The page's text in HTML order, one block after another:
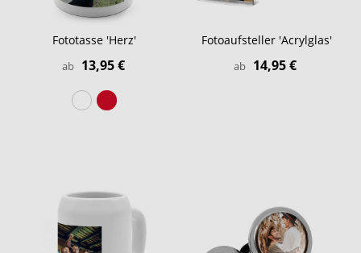
Fototasse 'Herz'
ab 13,95 €
Fotoaufsteller 'Acrylglas'
ab 14,95 €